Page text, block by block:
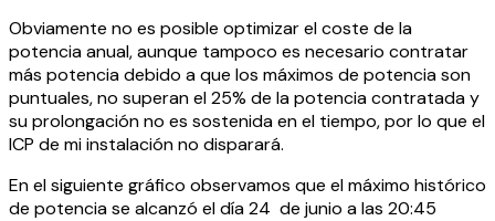
Obviamente no es posible optimizar el coste de la
potencia anual, aunque tampoco es necesario contratar
más potencia debido a que los máximos de potencia son
puntuales, no superan el 25% de la potencia contratada y
su prolongación no es sostenida en el tiempo, por lo que el
ICP de mi instalación no disparará.
En el siguiente gráfico observamos que el máximo histórico
de potencia se alcanzó el día 24 de junio a las 20:45